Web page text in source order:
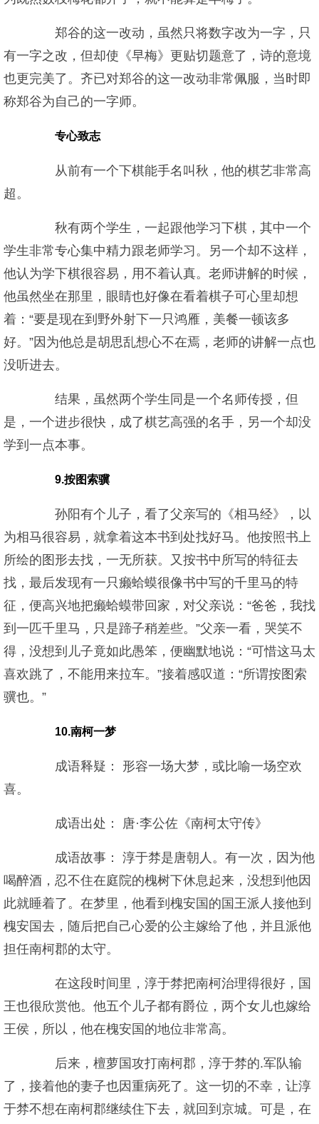
郑谷的这一改动，虽然只将数字改为一字，只
有一字之改，但却使《早梅》更贴切题意了，诗的意境
也更完美了。齐已对郑谷的这一改动非常佩服，当时即
称郑谷为自己的一字师。
专心致志
从前有一个下棋能手名叫秋，他的棋艺非常高
超。
秋有两个学生，一起跟他学习下棋，其中一个
学生非常专心集中精力跟老师学习。另一个却不这样，
他认为学下棋很容易，用不着认真。老师讲解的时候，
他虽然坐在那里，眼睛也好像在看着棋子可心里却想
着：“要是现在到野外射下一只鸿雁，美餐一顿该多
好。”因为他总是胡思乱想心不在焉，老师的讲解一点也
没听进去。
结果，虽然两个学生同是一个名师传授，但
是，一个进步很快，成了棋艺高强的名手，另一个却没
学到一点本事。
9.按图索骥
孙阳有个儿子，看了父亲写的《相马经》，以
为相马很容易，就拿着这本书到处找好马。他按照书上
所绘的图形去找，一无所获。又按书中所写的特征去
找，最后发现有一只癞蛤蟆很像书中写的千里马的特
征，便高兴地把癞蛤蟆带回家，对父亲说：“爸爸，我找
到一匹千里马，只是蹄子稍差些。”父亲一看，哭笑不
得，没想到儿子竟如此愚笨，便幽默地说：“可惜这马太
喜欢跳了，不能用来拉车。”接着感叹道：“所谓按图索
骥也。”
10.南柯一梦
成语释疑： 形容一场大梦，或比喻一场空欢
喜。
成语出处： 唐·李公佐《南柯太守传》
成语故事： 淳于棼是唐朝人。有一次，因为他
喝醉酒，忍不住在庭院的槐树下休息起来，没想到他因
此就睡着了。在梦里，他看到槐安国的国王派人接他到
槐安国去，随后把自己心爱的公主嫁给了他，并且派他
担任南柯郡的太守。
在这段时间里，淳于棼把南柯治理得很好，国
王也很欣赏他。他五个儿子都有爵位，两个女儿也嫁给
王侯，所以，他在槐安国的地位非常高。
后来，檀萝国攻打南柯郡，淳于棼的.军队输
了，接着他的妻子也因重病死了。这一切的不幸，让淳
于棼不想在南柯郡继续住下去，就回到京城。可是，在